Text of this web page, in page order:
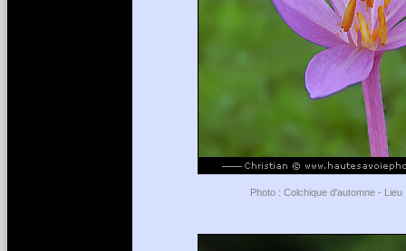
Photo : Colchique d'automne -